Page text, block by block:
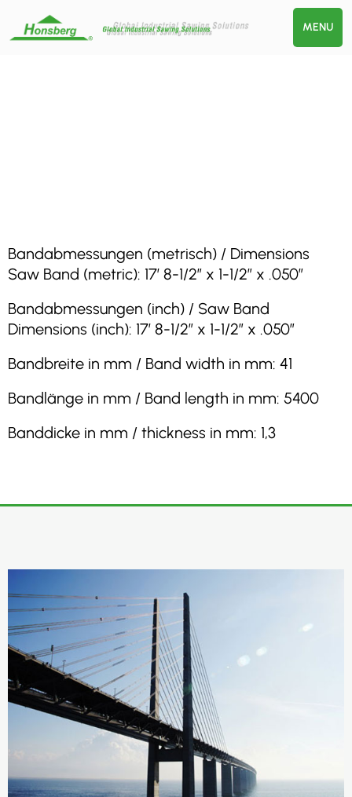
MENU
Bandabmessungen (metrisch) / Dimensions
Saw Band (metric): 17′ 8-1/2″ x 1-1/2″ x .050″
Bandabmessungen (inch) / Saw Band
Dimensions (inch): 17′ 8-1/2″ x 1-1/2″ x .050″
Bandbreite in mm / Band width in mm: 41
Bandlänge in mm / Band length in mm: 5400
Banddicke in mm / thickness in mm: 1,3